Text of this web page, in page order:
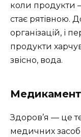
коли продукти
стає рятівною.
організацій, і
продукти
звісно, вода.
Здоров’я — це
медичних